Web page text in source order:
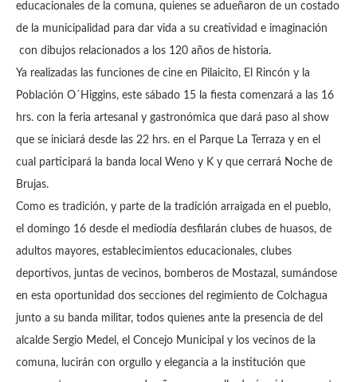
educacionales de la comuna, quienes se adueñaron de un costado
de la municipalidad para dar vida a su creatividad e imaginación
con dibujos relacionados a los 120 años de historia.
Ya realizadas las funciones de cine en Pilaicito, El Rincón y la
Población O´Higgins, este sábado 15 la fiesta comenzará a las 16
hrs. con la feria artesanal y gastronómica que dará paso al show
que se iniciará desde las 22 hrs. en el Parque La Terraza y en el
cual participará la banda local Weno y K y que cerrará Noche de
Brujas.
Como es tradición, y parte de la tradición arraigada en el pueblo,
el domingo 16 desde el mediodía desfilarán clubes de huasos, de
adultos mayores, establecimientos educacionales, clubes
deportivos, juntas de vecinos, bomberos de Mostazal, sumándose
en esta oportunidad dos secciones del regimiento de Colchagua
junto a su banda militar, todos quienes ante la presencia de del
alcalde Sergio Medel, el Concejo Municipal y los vecinos de la
comuna, lucirán con orgullo y elegancia a la institución que